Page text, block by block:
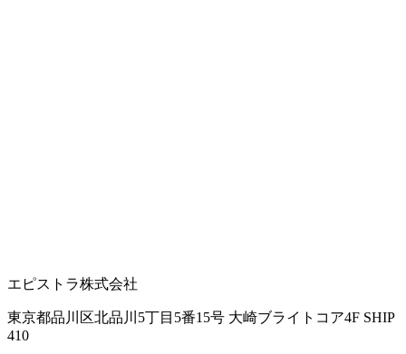
エピストラ株式会社
東京都品川区北品川5丁目5番15号 大崎ブライトコア4F SHIP
410